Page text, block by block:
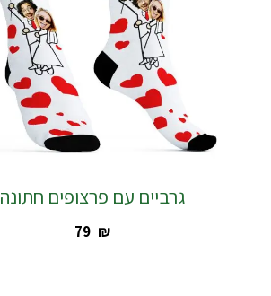
גרביים עם פרצופים חתונה
‎79 ₪